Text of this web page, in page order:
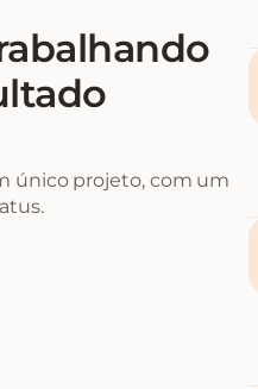
único projeto, com um